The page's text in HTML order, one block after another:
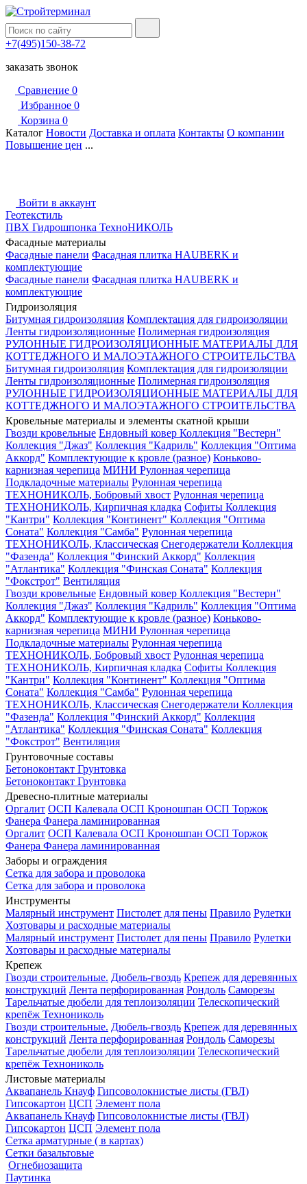
+7(495)150-38-72
заказать звонок
Сравнение 0
Избранное 0
Корзина 0
Каталог Новости Доставка и оплата Контакты О компании
Повышение цен ...
Войти в аккаунт
Геотекстиль
ПВХ Гидрошпонка ТехноНИКОЛЬ
Фасадные материалы
Фасадные панели Фасадная плитка HAUBERK и
комплектующие
Фасадные панели Фасадная плитка HAUBERK и
комплектующие
Гидроизоляция
Битумная гидроизоляция Комплектация для гидроизоляции
Ленты гидроизоляционные Полимерная гидроизоляция
РУЛОННЫЕ ГИДРОИЗОЛЯЦИОННЫЕ МАТЕРИАЛЫ ДЛЯ
КОТТЕДЖНОГО И МАЛОЭТАЖНОГО СТРОИТЕЛЬСТВА
Битумная гидроизоляция Комплектация для гидроизоляции
Ленты гидроизоляционные Полимерная гидроизоляция
РУЛОННЫЕ ГИДРОИЗОЛЯЦИОННЫЕ МАТЕРИАЛЫ ДЛЯ
КОТТЕДЖНОГО И МАЛОЭТАЖНОГО СТРОИТЕЛЬСТВА
Кровельные материалы и элементы скатной крыши
Гвозди кровельные Ендовный ковер Коллекция "Вестерн"
Коллекция "Джаз" Коллекция "Кадриль" Коллекция "Оптима
Аккорд" Комплектующие к кровле (разное) Коньково-
карнизная черепица МИНИ Рулонная черепица
Подкладочные материалы Рулонная черепица
ТЕХНОНИКОЛЬ, Бобровый хвост Рулонная черепица
ТЕХНОНИКОЛЬ, Кирпичная кладка Софиты Коллекция
"Кантри" Коллекция "Континент" Коллекция "Оптима
Соната" Коллекция "Самба" Рулонная черепица
ТЕХНОНИКОЛЬ, Классическая Снегодержатели Коллекция
"Фазенда" Коллекция "Финский Аккорд" Коллекция
"Атлантика" Коллекция "Финская Соната" Коллекция
"Фокстрот" Вентиляция
Гвозди кровельные Ендовный ковер Коллекция "Вестерн"
Коллекция "Джаз" Коллекция "Кадриль" Коллекция "Оптима
Аккорд" Комплектующие к кровле (разное) Коньково-
карнизная черепица МИНИ Рулонная черепица
Подкладочные материалы Рулонная черепица
ТЕХНОНИКОЛЬ, Бобровый хвост Рулонная черепица
ТЕХНОНИКОЛЬ, Кирпичная кладка Софиты Коллекция
"Кантри" Коллекция "Континент" Коллекция "Оптима
Соната" Коллекция "Самба" Рулонная черепица
ТЕХНОНИКОЛЬ, Классическая Снегодержатели Коллекция
"Фазенда" Коллекция "Финский Аккорд" Коллекция
"Атлантика" Коллекция "Финская Соната" Коллекция
"Фокстрот" Вентиляция
Грунтовочные составы
Бетоноконтакт Грунтовка
Бетоноконтакт Грунтовка
Древесно-плитные материалы
Оргалит ОСП Калевала ОСП Кроношпан ОСП Торжок
Фанера Фанера ламинированная
Оргалит ОСП Калевала ОСП Кроношпан ОСП Торжок
Фанера Фанера ламинированная
Заборы и ограждения
Сетка для забора и проволока
Сетка для забора и проволока
Инструменты
Малярный инструмент Пистолет для пены Правило Рулетки
Хозтовары и расходные материалы
Малярный инструмент Пистолет для пены Правило Рулетки
Хозтовары и расходные материалы
Крепеж
Гвозди строительные. Дюбель-гвоздь Крепеж для деревянных
конструкций Лента перфорированная Рондоль Саморезы
Тарельчатые дюбели для теплоизоляции Телескопический
крепёж Технониколь
Гвозди строительные. Дюбель-гвоздь Крепеж для деревянных
конструкций Лента перфорированная Рондоль Саморезы
Тарельчатые дюбели для теплоизоляции Телескопический
крепёж Технониколь
Листовые материалы
Аквапанель Кнауф Гипсоволокнистые листы (ГВЛ)
Гипсокартон ЦСП Элемент пола
Аквапанель Кнауф Гипсоволокнистые листы (ГВЛ)
Гипсокартон ЦСП Элемент пола
Сетка арматурные ( в картах)
Сетки базальтовые
Огнебиозащита
Паутинка